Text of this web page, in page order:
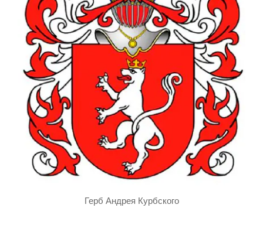
Герб Андрея Курбского